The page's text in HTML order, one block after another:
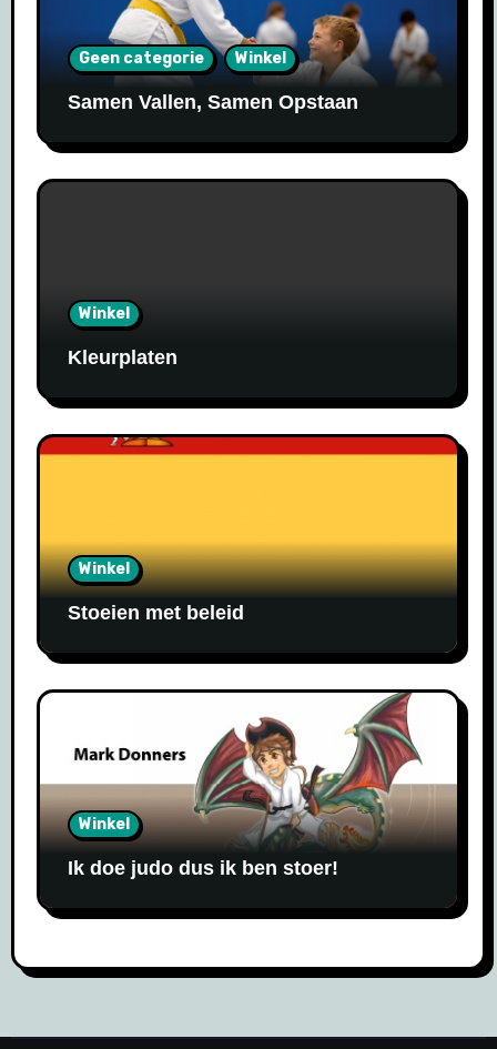
Geen categorie Winkel
Samen Vallen, Samen Opstaan
Winkel
Kleurplaten
Winkel
Stoeien met beleid
Winkel
Ik doe judo dus ik ben stoer!